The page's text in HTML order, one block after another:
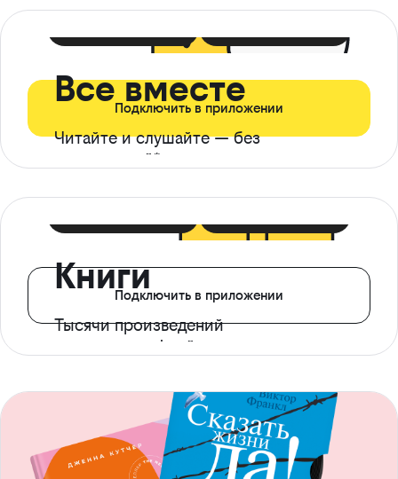
Все вместе
Читайте и слушайте — без
ограничений*
Подключить в приложении
Книги
Тысячи произведений
с доступом офлайн
Подключить в приложении